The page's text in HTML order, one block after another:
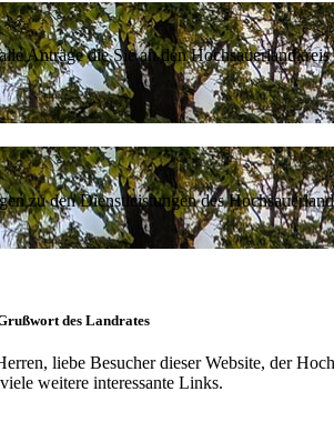
Anträge die Sie an den
zu den Dienstleistungen des
des Landrates
liebe Besucher dieser Website, der
weitere interessante Links.